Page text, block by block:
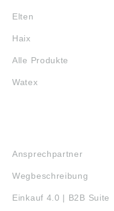
Elten
Haix
Alle Produkte
Watex
Ansprechpartner
Wegbeschreibung
Einkauf 4.0 | B2B Suite